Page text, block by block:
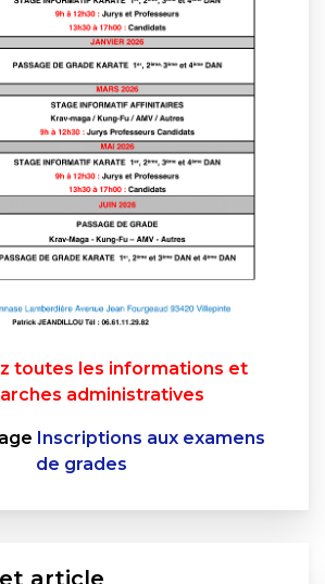
toutes les informations et
administratives
Inscriptions aux examens
de grades
article